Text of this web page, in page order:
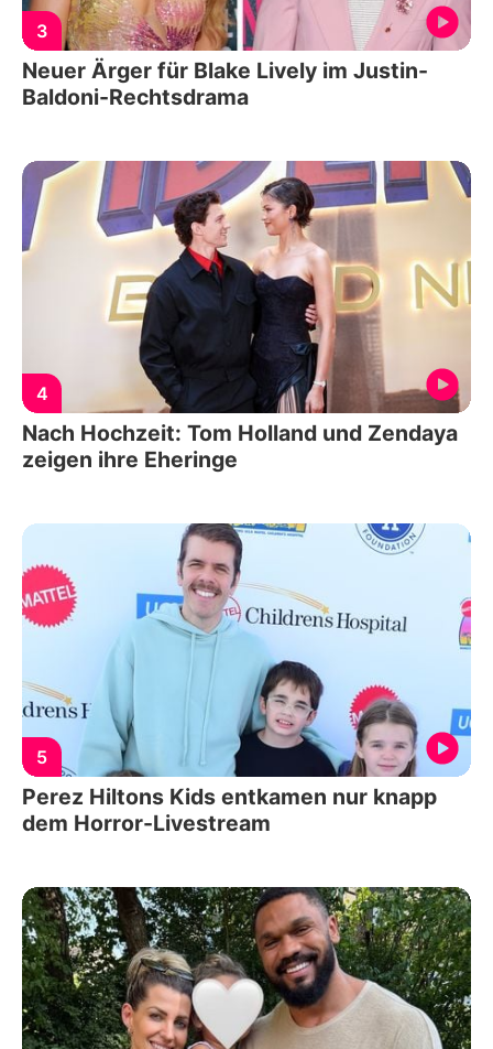
3
Neuer Ärger für Blake Lively im Justin-
Baldoni-Rechtsdrama
4
Nach Hochzeit: Tom Holland und Zendaya
zeigen ihre Eheringe
5
Perez Hiltons Kids entkamen nur knapp
dem Horror-Livestream